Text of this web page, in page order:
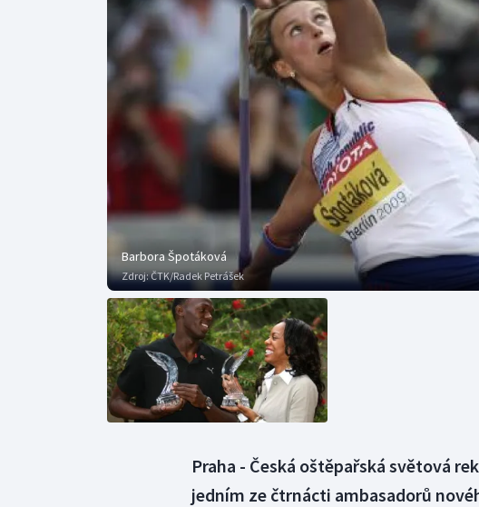
Curling
Dostihy
Florbal
Futsal
Golf
Gymnastika
Barbora Špotáková
Zdroj:ČTK/Radek Petrášek
Praha - Česká oštěpařská světová
jedním ze čtrnácti ambasadorů